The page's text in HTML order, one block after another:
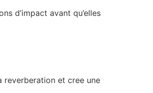
d’impact avant qu’elles
reverberation et cree une